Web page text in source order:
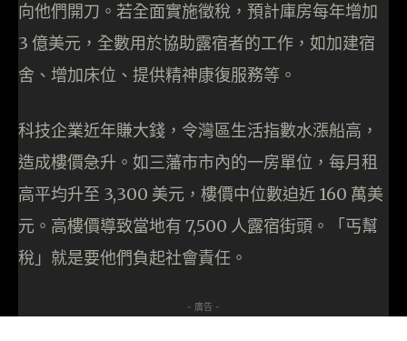
向他們開刀。若全面實施徵稅，預計庫房每年增加
3 億美元，全數用於協助露宿者的工作，如加建宿
舍、增加床位、提供精神康復服務等。
科技企業近年賺大錢，令灣區生活指數水漲船高，
造成樓價急升。如三藩市市內的一房單位，每月租
高平均升至 3,300 美元，樓價中位數迫近 160 萬美
元。高樓價導致當地有 7,500 人露宿街頭。「丐幫
稅」就是要他們負起社會責任。
- 廣告 -